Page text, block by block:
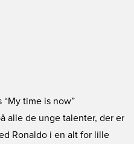
“My time is now”
alle de unge talenter, der er
Ronaldo i en alt for lille